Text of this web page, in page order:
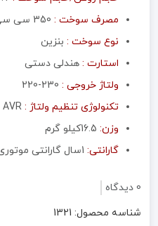
مصرف سوخت : 350 سی سی در هر ساعت
نوع سوخت : بنزین
استارت : هندلی دستی
ولتاژ خروجی :
تکنولوژی تنظیم ولتاژ : AVR
وزن: 16.5کیلو گرم
گارانتی:
0 دیدگاه
شناسه محصول: 1321